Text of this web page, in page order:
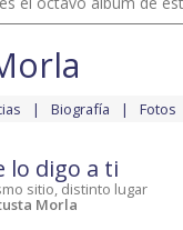
Biografía Fotos
lo digo a ti
sitio, distinto lugar
Morla